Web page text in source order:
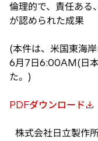
倫理的で、責任ある
が認められた成果
(本件は、米国東海岸
6月7日6:00AM(日
た。)
PDFダウンロード
新
株式会社日立製作